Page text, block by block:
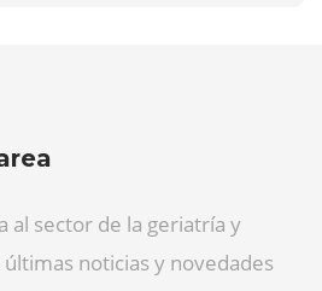
al sector de la geriatría y
noticias y novedades